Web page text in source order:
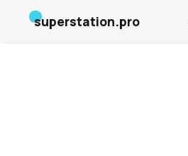
superstation.pro